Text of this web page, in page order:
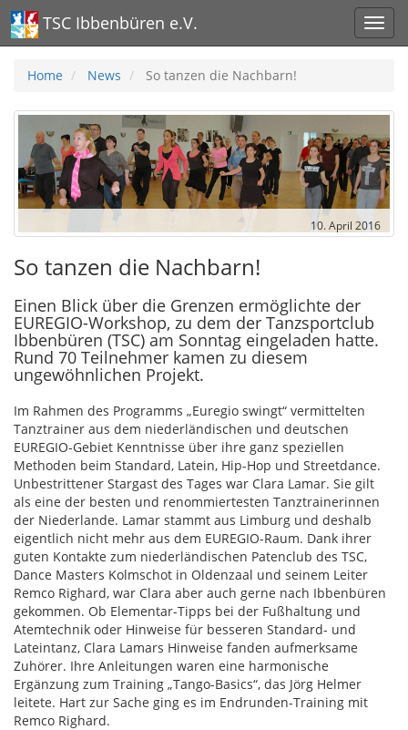
TSC Ibbenbüren e.V.
Home News So tanzen die Nachbarn!
10. April 2016
So tanzen die Nachbarn!
Einen Blick über die Grenzen ermöglichte der
EUREGIO-Workshop, zu dem der Tanzsportclub
Ibbenbüren (TSC) am Sonntag eingeladen hatte.
Rund 70 Teilnehmer kamen zu diesem
ungewöhnlichen Projekt.
Im Rahmen des Programms „Euregio swingt“ vermittelten
Tanztrainer aus dem niederländischen und deutschen
EUREGIO-Gebiet Kenntnisse über ihre ganz speziellen
Methoden beim Standard, Latein, Hip-Hop und Streetdance.
Unbestrittener Stargast des Tages war Clara Lamar. Sie gilt
als eine der besten und renommiertesten Tanztrainerinnen
der Niederlande. Lamar stammt aus Limburg und deshalb
eigentlich nicht mehr aus dem EUREGIO-Raum. Dank ihrer
guten Kontakte zum niederländischen Patenclub des TSC,
Dance Masters Kolmschot in Oldenzaal und seinem Leiter
Remco Righard, war Clara aber auch gerne nach Ibbenbüren
gekommen. Ob Elementar-Tipps bei der Fußhaltung und
Atemtechnik oder Hinweise für besseren Standard- und
Lateintanz, Clara Lamars Hinweise fanden aufmerksame
Zuhörer. Ihre Anleitungen waren eine harmonische
Ergänzung zum Training „Tango-Basics“, das Jörg Helmer
leitete. Hart zur Sache ging es im Endrunden-Training mit
Remco Righard.